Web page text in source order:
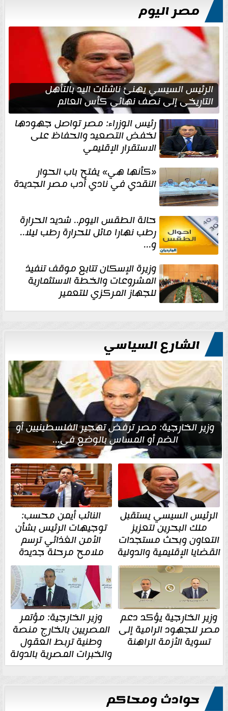
مصر اليوم
الرئيس السيسي يهنئ ناشئات اليد بالتأهل
التاريخي إلى نصف نهائي كأس العالم
رئيس الوزراء: مصر تواصل جهودها
لخفض التصعيد والحفاظ على
الاستقرار الإقليمي
«كأنها هي» يفتح باب الحوار
النقدي في نادي أدب مصر الجديدة
حالة الطقس اليوم.. شديد الحرارة
رطب نهارا مائل للحرارة رطب ليلا..
و...
وزيرة الإسكان تتابع موقف تنفيذ
المشروعات والخطة الاستثمارية
للجهاز المركزي للتعمير
الشارع السياسي
وزير الخارجية: مصر ترفض تهجير الفلسطينيين أو
الضم أو المساس بالوضع في...
الرئيس السيسي يستقبل
ملك البحرين لتعزيز
التعاون وبحث مستجدات
القضايا الإقليمية والدولية
النائب أيمن محسب:
توجيهات الرئيس بشأن
الأمن الغذائي ترسم
ملامح مرحلة جديدة
وزير الخارجية يؤكد دعم
مصر للجهود الرامية إلى
تسوية الأزمة الراهنة
وزير الخارجية: مؤتمر
المصريين بالخارج منصة
وطنية تربط العقول
والخبرات المصرية بالدولة
حوادث ومحاكم